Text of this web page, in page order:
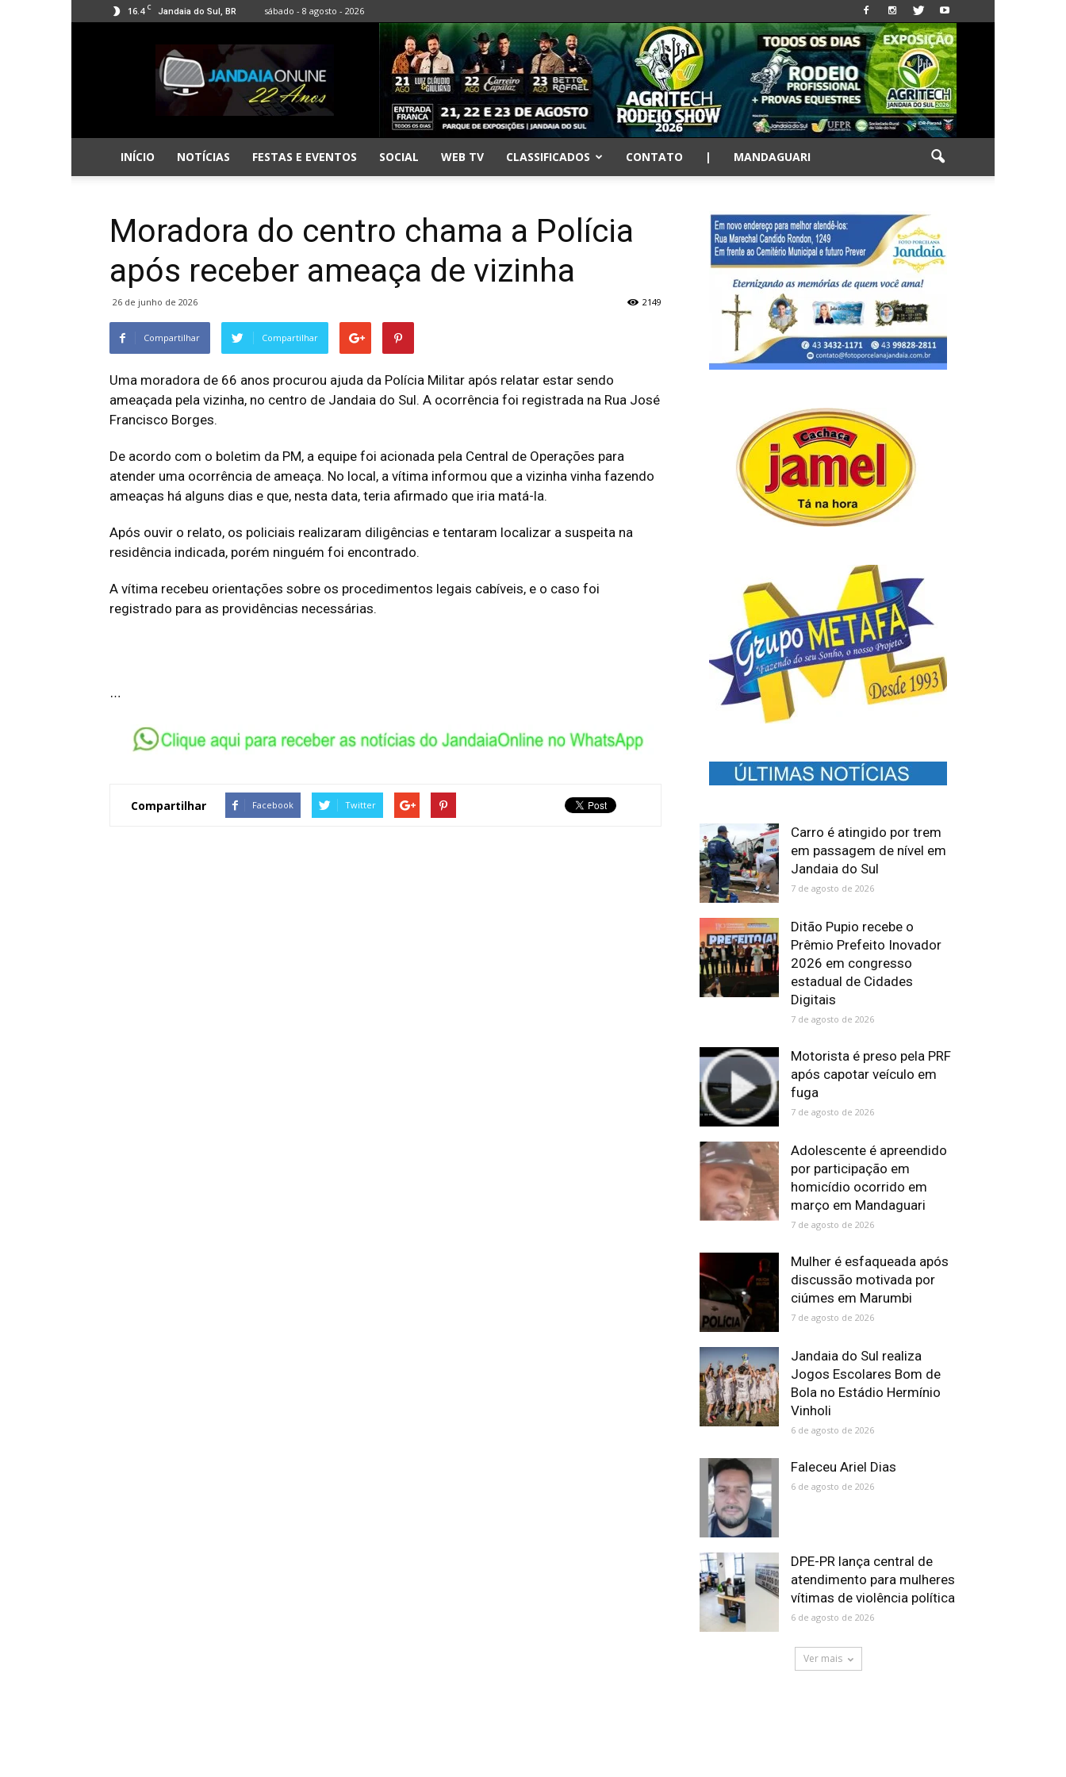
16.4 C Jandaia do Sul, BR sábado - 8 agosto - 2026
Jandaia
Online
INÍCIO NOTÍCIAS FESTAS E EVENTOS SOCIAL WEB TV CLASSIFICADOS CONTATO | MANDAGUARI
Moradora do centro chama a Polícia
após receber ameaça de vizinha
26 de junho de 2026 2149
Compartilhar Compartilhar
Uma moradora de 66 anos procurou ajuda da Polícia Militar após relatar estar sendo
ameaçada pela vizinha, no centro de Jandaia do Sul. A ocorrência foi registrada na Rua José
Francisco Borges.
De acordo com o boletim da PM, a equipe foi acionada pela Central de Operações para
atender uma ocorrência de ameaça. No local, a vítima informou que a vizinha vinha fazendo
ameaças há alguns dias e que, nesta data, teria afirmado que iria matá-la.
Após ouvir o relato, os policiais realizaram diligências e tentaram localizar a suspeita na
residência indicada, porém ninguém foi encontrado.
A vítima recebeu orientações sobre os procedimentos legais cabíveis, e o caso foi
registrado para as providências necessárias.
…
Compartilhar Facebook Twitter
Carro é atingido por trem
em passagem de nível em
Jandaia do Sul
7 de agosto de 2026
Ditão Pupio recebe o
Prêmio Prefeito Inovador
2026 em congresso
estadual de Cidades
Digitais
7 de agosto de 2026
Motorista é preso pela PRF
após capotar veículo em
fuga
7 de agosto de 2026
Adolescente é apreendido
por participação em
homicídio ocorrido em
março em Mandaguari
7 de agosto de 2026
Mulher é esfaqueada após
discussão motivada por
ciúmes em Marumbi
7 de agosto de 2026
Jandaia do Sul realiza
Jogos Escolares Bom de
Bola no Estádio Hermínio
Vinholi
6 de agosto de 2026
Faleceu Ariel Dias
6 de agosto de 2026
DPE-PR lança central de
atendimento para mulheres
vítimas de violência política
6 de agosto de 2026
Ver mais